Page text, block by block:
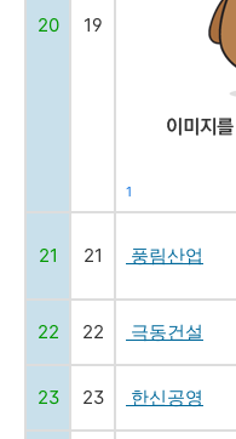
20 19
1
21 21 풍림산업
22 22 극동건설
23 23 한신공영